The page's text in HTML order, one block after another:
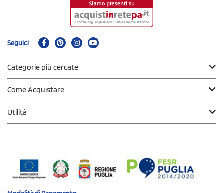
Seguici
Categorie più cercate
Come Acquistare
Utilità